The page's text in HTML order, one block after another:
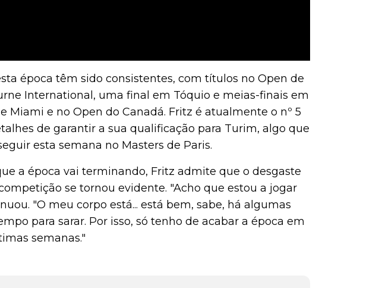
época têm sido consistentes, com títulos no Open de
International, uma final em Tóquio e meias-finais em
Miami e no Open do Canadá. Fritz é atualmente o nº 5
de garantir a sua qualificação para Turim, algo que
esta semana no Masters de Paris.
a época vai terminando, Fritz admite que o desgaste
se tornou evidente. "Acho que estou a jogar
"O meu corpo está... está bem, sabe, há algumas
para sarar. Por isso, só tenho de acabar a época em
semanas."